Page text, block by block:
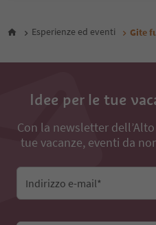
Esperienze ed eventi Gite
Idee per le tue
Con la newsletter
tue vacanze, eventi da
Indirizzo e-mail*